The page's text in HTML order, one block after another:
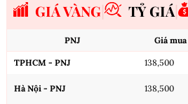
GIÁ VÀNG TỶ GIÁ
PNJ Giá mua
TPHCM - PNJ 138,500
Hà Nội - PNJ 138,500